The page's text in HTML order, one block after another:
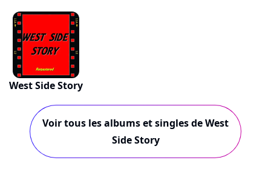
West Side Story
Voir tous les albums et singles de West
Side Story